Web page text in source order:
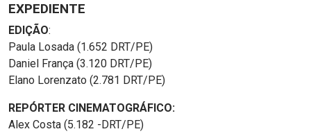
EXPEDIENTE
EDIÇÃO:
Paula Losada (1.652 DRT/PE)
Daniel França (3.120 DRT/PE)
Elano Lorenzato (2.781 DRT/PE)
REPÓRTER CINEMATOGRÁFICO:
Alex Costa (5.182 -DRT/PE)